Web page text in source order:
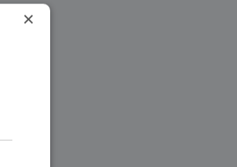
×